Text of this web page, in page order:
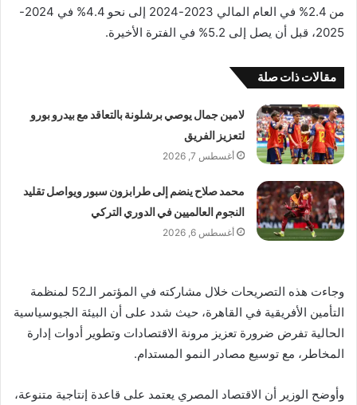
من 2.4% في العام المالي 2023-2024 إلى نحو 4.4% في 2024-
2025، قبل أن يصل إلى 5.2% في الفترة الأخيرة.
مقالات ذات صلة
لامين جمال يوصي برشلونة بالتعاقد مع بيدرو بورو
لتعزيز الفريق
أغسطس 7, 2026
محمد صلاح ينضم إلى طرابزون سبور ويواصل تقليد
النجوم العالميين في الدوري التركي
أغسطس 6, 2026
وجاءت هذه التصريحات خلال مشاركته في المؤتمر الـ52 لمنظمة
التأمين الأفريقية في القاهرة، حيث شدد على أن البيئة الجيوسياسية
الحالية تفرض ضرورة تعزيز مرونة الاقتصادات وتطوير أدوات إدارة
المخاطر، مع توسيع مصادر النمو المستدام.
وأوضح الوزير أن الاقتصاد المصري يعتمد على قاعدة إنتاجية متنوعة،